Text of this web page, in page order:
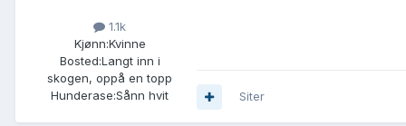
1.1k
Kjønn:Kvinne
Bosted:Langt inn i
skogen, oppå en topp
Hunderase:Sånn hvit Siter